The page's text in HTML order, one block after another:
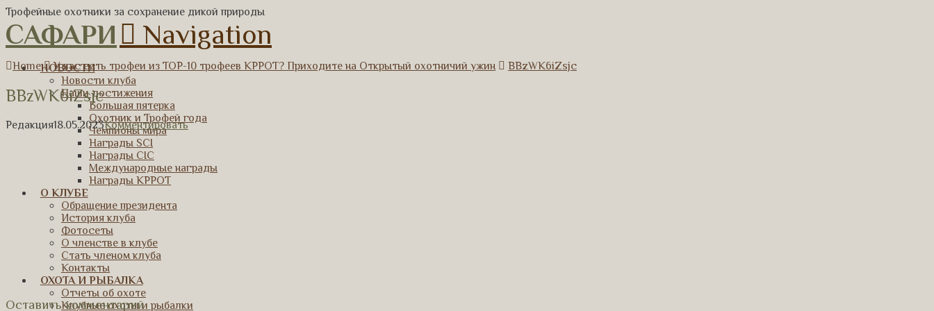
Трофейные охотники за сохранение дикой природы
САФАРИ Navigation
НОВОСТИ
Новости клуба
Наши достижения
Большая пятерка
Охотник и Трофей года
Чемпионы мира
Награды SCI
Награды CIC
Международные награды
Награды КРРОТ
О КЛУБЕ
Обращение президента
История клуба
Фотосеты
О членстве в клубе
Стать членом клуба
Контакты
ОХОТА И РЫБАЛКА
Отчеты об охоте
Клубные охоты и рыбалки
Home У вас есть трофеи из ТОР-10 трофеев КРРОТ? Приходите на Открытый охотничий ужин BBzWK6iZsjc
BBzWK6iZsjc
Редакция18.05.2023Комментировать
Оставить комментарий